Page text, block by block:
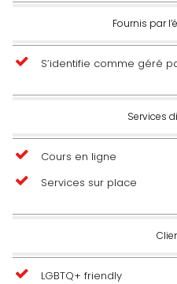
Fournis par
S’identifie comme géré
Services
Cours en ligne
Services sur place
LGBTQ+ friendly